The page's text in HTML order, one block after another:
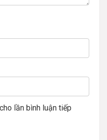
lần bình luận tiếp